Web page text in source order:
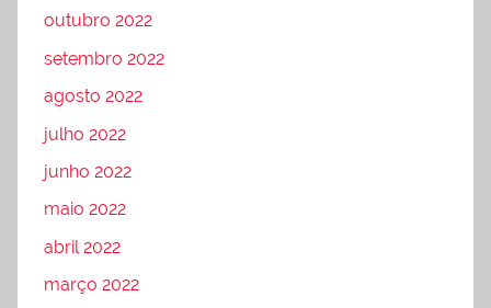
outubro 2022
setembro 2022
agosto 2022
julho 2022
junho 2022
maio 2022
abril 2022
março 2022